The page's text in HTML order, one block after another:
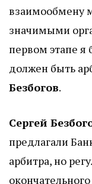
взаимообмену
значимыми
первом этапе я
должен быть
Безбогов.
Сергей
предлагали
арбитра, но